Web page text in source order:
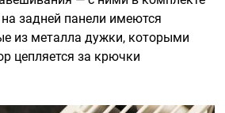
задней панели имеются
из металла дужки, которыми
цепляется за крючки